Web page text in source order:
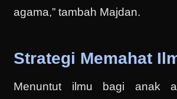
agama,” tambah Majdan.
Strategi Memahat
Menuntut ilmu bagi anak